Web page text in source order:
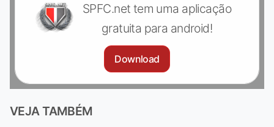
SPFC.net tem uma aplicação
gratuita para android!
Download
VEJA TAMBÉM